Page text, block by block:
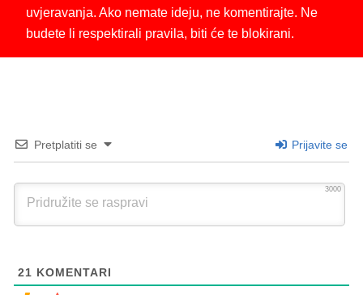
uvjeravanja. Ako nemate ideju, ne komentirajte. Ne
budete li respektirali pravila, biti će te blokirani.
Pretplatiti se Prijavite se
3000
21 KOMENTARI